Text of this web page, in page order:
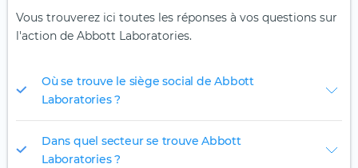
Vous trouverez ici toutes les réponses à vos questions sur
l'action de Abbott Laboratories.
Où se trouve le siège social de Abbott
Laboratories ?
Dans quel secteur se trouve Abbott
Laboratories ?